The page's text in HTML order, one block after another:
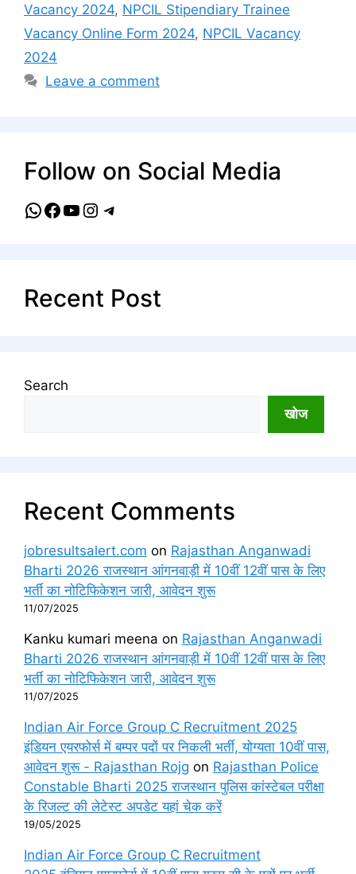
Vacancy 2024, NPCIL Stipendiary Trainee
Vacancy Online Form 2024, NPCIL Vacancy
2024
Leave a comment
Follow on Social Media
WhatsApp
Facebook
YouTube
Instagram
Telegram
Recent Post
Search
खोज
Recent Comments
jobresultsalert.com on Rajasthan Anganwadi
Bharti 2026 राजस्थान आंगनवाड़ी में 10वीं 12वीं पास के लिए
भर्ती का नोटिफिकेशन जारी, आवेदन शुरू
11/07/2025
Kanku kumari meena on Rajasthan Anganwadi
Bharti 2026 राजस्थान आंगनवाड़ी में 10वीं 12वीं पास के लिए
भर्ती का नोटिफिकेशन जारी, आवेदन शुरू
11/07/2025
Indian Air Force Group C Recruitment 2025
इंडियन एयरफोर्स में बम्पर पदों पर निकली भर्ती, योग्यता 10वीं पास,
आवेदन शुरू - Rajasthan Rojg on Rajasthan Police
Constable Bharti 2025 राजस्थान पुलिस कांस्टेबल परीक्षा
के रिजल्ट की लेटेस्ट अपडेट यहां चेक करें
19/05/2025
Indian Air Force Group C Recruitment